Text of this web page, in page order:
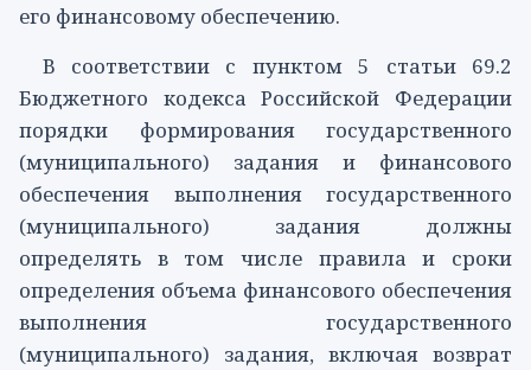
его финансовому обеспечению.
В соответствии с пунктом 5 статьи 69.2
Бюджетного кодекса Российской Федерации
порядки формирования государственного
(муниципального) задания и финансового
обеспечения выполнения государственного
(муниципального) задания должны
определять в том числе правила и сроки
определения объема финансового обеспечения
выполнения государственного
(муниципального) задания, включая возврат